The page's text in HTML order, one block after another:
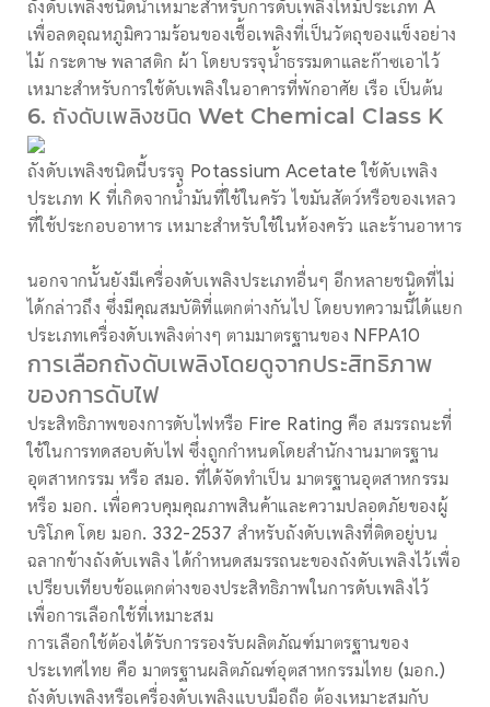
ถังดับเพลิงชนิดน้ำเหมาะสำหรับการดับเพลิงไหม้ประเภท A
เพื่อลดอุณหภูมิความร้อนของเชื้อเพลิงที่เป็นวัตถุของแข็งอย่าง
ไม้ กระดาษ พลาสติก ผ้า โดยบรรจุน้ำธรรมดาและก๊าซเอาไว้
เหมาะสำหรับการใช้ดับเพลิงในอาคารที่พักอาศัย เรือ เป็นต้น
6. ถังดับเพลิงชนิด Wet Chemical Class K
ถังดับเพลิงชนิดนี้บรรจุ Potassium Acetate ใช้ดับเพลิง
ประเภท K ที่เกิดจากน้ำมันที่ใช้ในครัว ไขมันสัตว์หรือของเหลว
ที่ใช้ประกอบอาหาร เหมาะสำหรับใช้ในห้องครัว และร้านอาหาร
นอกจากนั้นยังมีเครื่องดับเพลิงประเภทอื่นๆ อีกหลายชนิดที่ไม่
ได้กล่าวถึง ซึ่งมีคุณสมบัติที่แตกต่างกันไป โดยบทความนี้ได้แยก
ประเภทเครื่องดับเพลิงต่างๆ ตามมาตรฐานของ NFPA10
การเลือกถังดับเพลิงโดยดูจากประสิทธิภาพ
ของการดับไฟ
ประสิทธิภาพของการดับไฟหรือ Fire Rating คือ สมรรถนะที่
ใช้ในการทดสอบดับไฟ ซึ่งถูกกำหนดโดยสำนักงานมาตรฐาน
อุตสาหกรรม หรือ สมอ. ที่ได้จัดทำเป็น มาตรฐานอุตสาหกรรม
หรือ มอก. เพื่อควบคุมคุณภาพสินค้าและความปลอดภัยของผู้
บริโภค โดย มอก. 332-2537 สำหรับถังดับเพลิงที่ติดอยู่บน
ฉลากข้างถังดับเพลิง ได้กำหนดสมรรถนะของถังดับเพลิงไว้เพื่อ
เปรียบเทียบข้อแตกต่างของประสิทธิภาพในการดับเพลิงไว้
เพื่อการเลือกใช้ที่เหมาะสม
การเลือกใช้ต้องได้รับการรองรับผลิตภัณฑ์มาตรฐานของ
ประเทศไทย คือ มาตรฐานผลิตภัณฑ์อุตสาหกรรมไทย (มอก.)
ถังดับเพลิงหรือเครื่องดับเพลิงแบบมือถือ ต้องเหมาะสมกับ